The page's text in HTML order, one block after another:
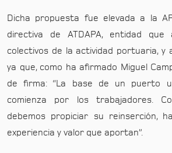
Dicha propuesta fue elevada a la
directiva de ATDAPA, entidad
colectivos de la actividad portuaria, y
ya que, como ha afirmado Miguel
de firma: “La base de un puerto
comienza por los trabajadores.
debemos propiciar su reinserción,
experiencia y valor que aportan”.